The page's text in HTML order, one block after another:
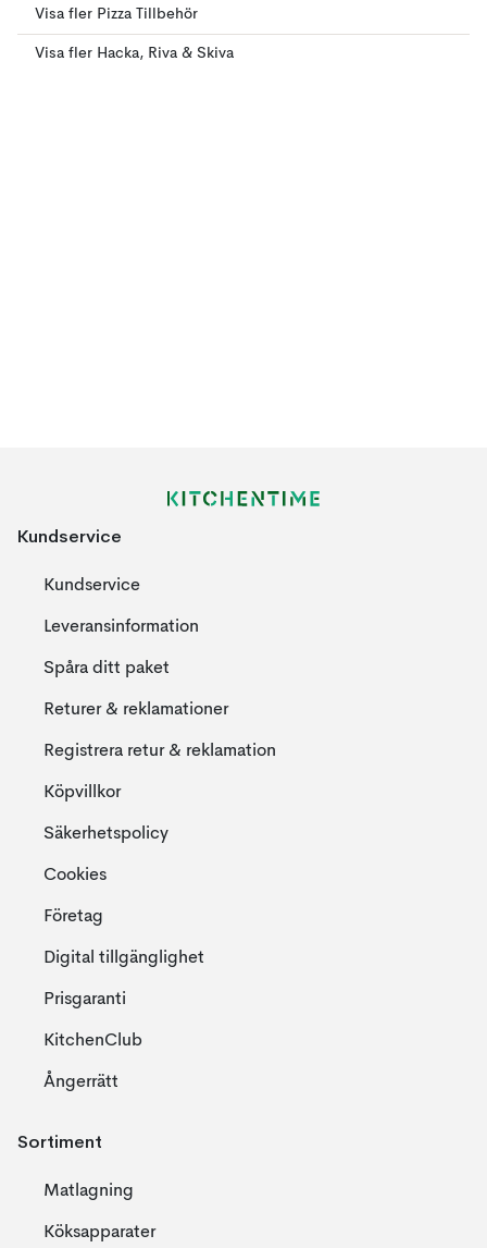
Visa fler Pizza Tillbehör
Visa fler Hacka, Riva & Skiva
Kundservice
Kundservice
Leveransinformation
Spåra ditt paket
Returer & reklamationer
Registrera retur & reklamation
Köpvillkor
Säkerhetspolicy
Cookies
Företag
Digital tillgänglighet
Prisgaranti
KitchenClub
Ångerrätt
Sortiment
Matlagning
Köksapparater